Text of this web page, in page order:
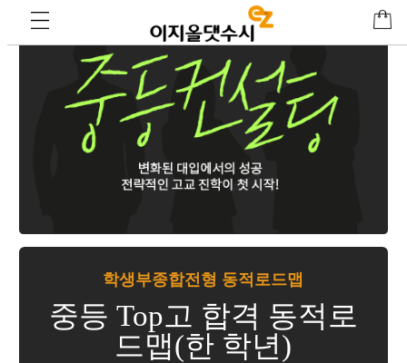
학생부종합전형 동적로드맵
중등 Top고 합격 동적로
드맵(한 학년)